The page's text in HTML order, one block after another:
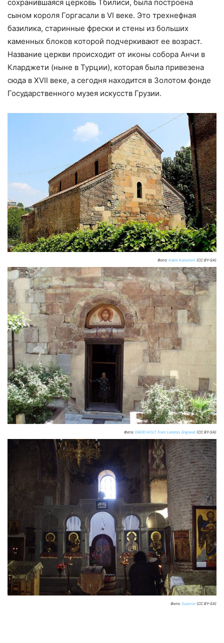
сохранившаяся церковь Тбилиси, была построена
сыном короля Горгасали в VI веке. Это трехнефная
базилика, старинные фрески и стены из больших
каменных блоков которой подчеркивают ее возраст.
Название церкви происходит от иконы собора Анчи в
Кларджети (ныне в Турции), которая была привезена
сюда в XVII веке, а сегодня находится в Золотом фонде
Государственного музея искусств Грузии.
Фото: Kakhi Kuloshvili (CC BY-SA)
Фото: DAVID HOLT from London, England (CC BY-SA)
Фото: Surprizi (CC BY-SA)